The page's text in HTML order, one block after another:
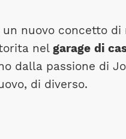
un nuovo concetto
nel garage di
dalla passione di
di diverso.